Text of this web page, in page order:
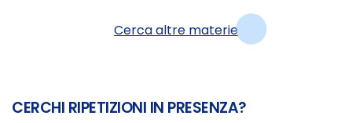
Cerca altre materie
CERCHI RIPETIZIONI IN PRESENZA?